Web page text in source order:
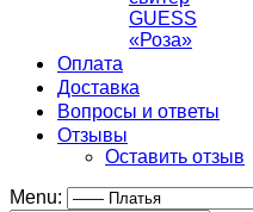
Оплата
Доставка
Вопросы и ответы
Отзывы
Оставить отзыв
Menu: